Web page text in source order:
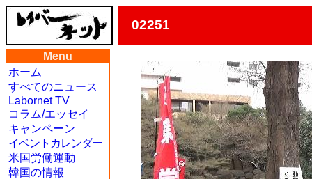
02251
Menu
ホーム
すべてのニュース
Labornet TV
コラム/エッセイ
キャンペーン
イベントカレンダー
米国労働運動
韓国の情報